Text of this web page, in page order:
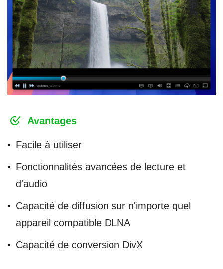
Avantages
Facile à utiliser
Fonctionnalités avancées de lecture et
d'audio
Capacité de diffusion sur n'importe quel
appareil compatible DLNA
Capacité de conversion DivX